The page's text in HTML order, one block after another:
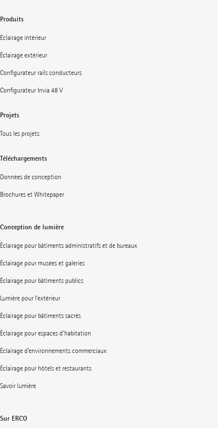
Produits
Éclairage intérieur
Éclairage extérieur
Configurateur rails conducteurs
Configurateur Invia 48 V
Projets
Tous les projets
Téléchargements
Données de conception
Brochures et Whitepaper
Conception de lumière
Éclairage pour bâtiments administratifs et de bureaux
Éclairage pour musées et galeries
Éclairage pour bâtiments publics
Lumière pour l’extérieur
Éclairage pour bâtiments sacrés
Éclairage pour espaces d’habitation
Éclairage d’environnements commerciaux
Éclairage pour hôtels et restaurants
Savoir lumière
Sur ERCO